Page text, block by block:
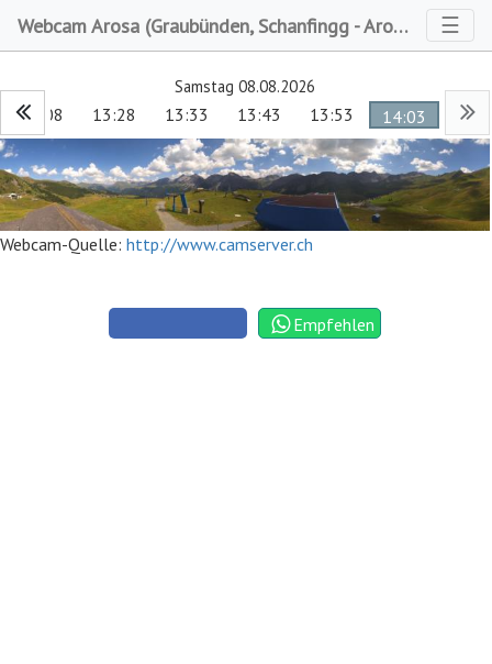
Webcam Arosa (Graubünden, Schanfingg - Arosa) ☰
Samstag 08.08.2026
13:08 13:28 13:33 13:43 13:53 14:03
Webcam-Quelle: http://www.camserver.ch
Empfehlen